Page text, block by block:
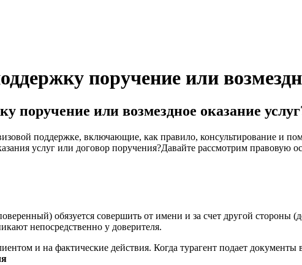
поручение или
поручение или возмездное оказание
поддержке, включающие, как правило, консультирование и
услуг или договор поручения?Давайте рассмотрим правовую
обязуется совершить от имени и за счет другой стороны
непосредственно у доверителя.
и на фактические действия. Когда турагент подает